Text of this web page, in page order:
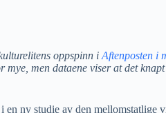
oppspinn i Aftenposten i
men dataene viser at det
ny studie av den mellomstatlige